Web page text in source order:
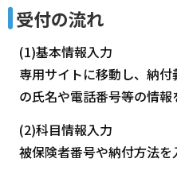
受付の流れ
(1)基本情報入力
専用サイトに移動し、納
の氏名や電話番号等の情報
(2)科目情報入力
被保険者番号や納付方法を